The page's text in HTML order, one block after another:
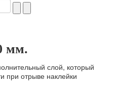
мм.
слой, который
при отрыве наклейки